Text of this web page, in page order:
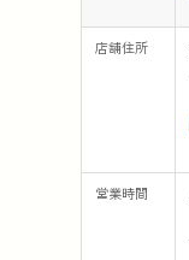
店舗住所
営業時間